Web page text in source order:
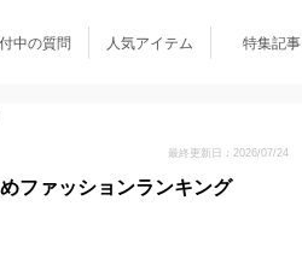
中の質問 人気アイテム 特集記事
最終更新日：2026/07/24
ファッションランキング